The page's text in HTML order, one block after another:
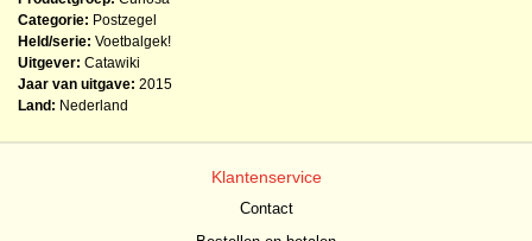
Categorie: Postzegel
Held/serie: Voetbalgek!
Uitgever: Catawiki
Jaar van uitgave: 2015
Land: Nederland
Klantenservice
Contact